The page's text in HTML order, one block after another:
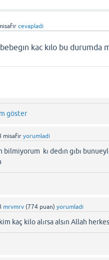
cevapladı
kac kılo bu
göster
misafir yorumladı
kı dedın gıbı
mrvmrv (774 puan) yorumladı
kaç kilo alırsa alsın Allah